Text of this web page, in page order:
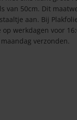
50cm. Dit
aan. Bij
op werkdagen voor
verzonden.